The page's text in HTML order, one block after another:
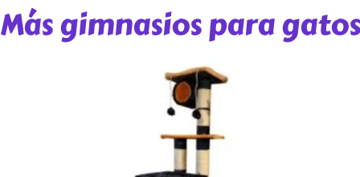
Más gimnasios para gatos